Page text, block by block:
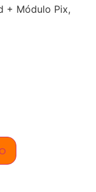
+ Módulo Pix,